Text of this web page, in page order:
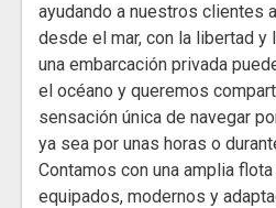
ayudando a nuestros clientes
desde el mar, con la libertad y
una embarcación privada
el océano y queremos
sensación única de navegar
ya sea por unas horas o
Contamos con una amplia
equipados, modernos y